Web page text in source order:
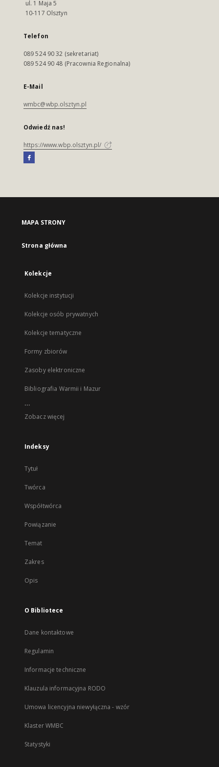
ul. 1 Maja 5
10-117 Olsztyn
Telefon
089 524 90 32 (sekretariat)
089 524 90 48 (Pracownia Regionalna)
E-Mail
wmbc@wbp.olsztyn.pl
Odwiedź nas!
https://www.wbp.olsztyn.pl/
MAPA STRONY
Strona główna
Kolekcje
Kolekcje instytucji
Kolekcje osób prywatnych
Kolekcje tematyczne
Formy zbiorów
Zasoby elektroniczne
Bibliografia Warmii i Mazur
...
Zobacz więcej
Indeksy
Tytuł
Twórca
Współtwórca
Powiązanie
Temat
Zakres
Opis
O Bibliotece
Dane kontaktowe
Regulamin
Informacje techniczne
Klauzula informacyjna RODO
Umowa licencyjna niewyłączna - wzór
Klaster WMBC
Statystyki